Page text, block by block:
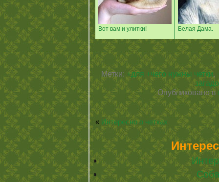
Вот вам и улитки! Белая Дама.
Метки: +для +чего нужны четки,
Опубликовано в
« Интересно о четках